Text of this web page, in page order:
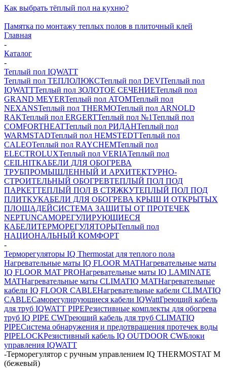
Как выбрать тёплый пол на кухню?
Памятка по монтажу теплых полов в плиточный клей
Главная
-
Каталог
-
Теплый пол IQWATT
Теплый пол ТЕПЛОЛЮКСТеплый пол DEVIТеплый пол
IQWATTТеплый пол ЗОЛОТОЕ СЕЧЕНИЕТеплый пол
GRAND MEYERТеплый пол ATOMТеплый пол
NEXANSТеплый пол THERMOТеплый пол ARNOLD
RAKТеплый пол ERGERTТеплый пол №1Теплый пол
COMFORTHEATТеплый пол РИДАНТеплый пол
WARMSTADТеплый пол HEMSTEDTТеплый пол
CALEOТеплый пол RAYCHEMТеплый пол
ELECTROLUXТеплый пол VERIAТеплый пол
CEILHITКАБЕЛИ ДЛЯ ОБОГРЕВА
ТРУБПРОМЫШЛЕННЫЙ И АРХИТЕКТУРНО-
СТРОИТЕЛЬНЫЙ ОБОГРЕВТЕПЛЫЙ ПОЛ ПОД
ПАРКЕТТЕПЛЫЙ ПОЛ В СТЯЖКУТЕПЛЫЙ ПОЛ ПОД
ПЛИТКУКАБЕЛИ ДЛЯ ОБОГРЕВА КРЫШ И ОТКРЫТЫХ
ПЛОЩАДЕЙСИСТЕМА ЗАЩИТЫ ОТ ПРОТЕЧЕК
NEPTUNСАМОРЕГУЛИРУЮЩИЕСЯ
КАБЕЛИТЕРМОРЕГУЛЯТОРЫТеплый пол
НАЦИОНАЛЬНЫЙ КОМФОРТ
-
Терморегуляторы IQ Thermostat для теплого пола
Нагревательные маты IQ FLOOR MATНагревательные маты
IQ FLOOR MAT PROНагревательные маты IQ LAMINATE
MATНагревательные маты CLIMATIQ MATНагревательные
кабели IQ FLOOR CABLEНагревательные кабели CLIMATIQ
CABLEСаморегулирующиеся кабели IQWattГреющий кабель
для труб IQWATT PIPEРезистивные комплекты для обогрева
труб IQ PIPE CWГреющий кабель для труб CLIMATIQ
PIPEСистема обнаружения и предотвращения протечек воды
PIPELOCKРезистивный кабель IQ OUTDOOR CWБлоки
управления IQWATT
-Терморегулятор с ручным управлением IQ THERMOSTAT M
(бежевый)